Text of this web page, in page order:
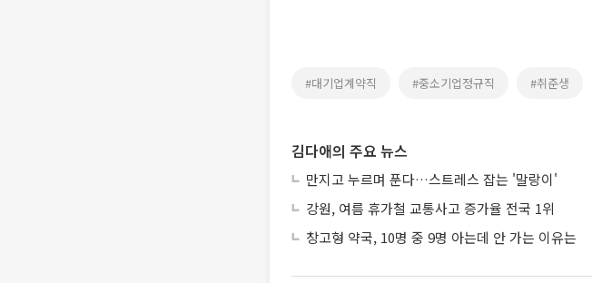
#대기업계약직 #중소기업정규직 #취준생
김다애의 주요 뉴스
만지고 누르며 푼다…스트레스 잡는 '말랑이'
강원, 여름 휴가철 교통사고 증가율 전국 1위
창고형 약국, 10명 중 9명 아는데 안 가는 이유는